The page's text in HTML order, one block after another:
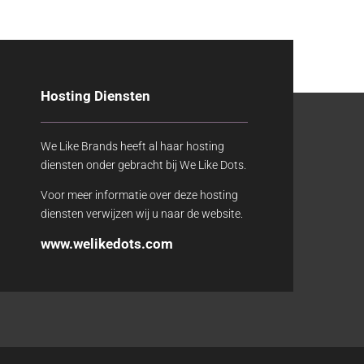
Hosting Diensten
We Like Brands heeft al haar hosting
diensten onder gebracht bij We Like Dots.
Voor meer informatie over deze hosting
diensten verwijzen wij u naar de website.
www.welikedots.com